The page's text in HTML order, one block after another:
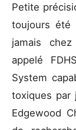
Petite
toujours été
jamais
appelé
System
toxiques par
Edgewood